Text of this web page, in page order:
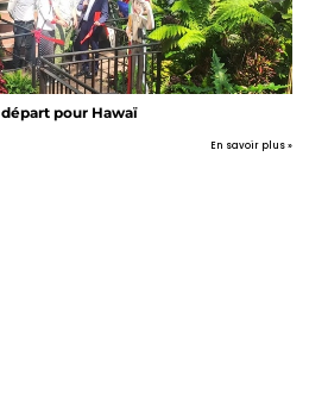
pour Hawaï
En savoir plus »